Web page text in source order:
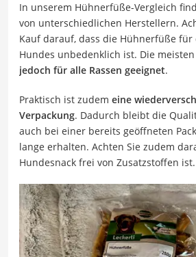
In unserem Hühnerfüße-Vergleich
von unterschiedlichen Herstellern.
Kauf darauf, dass die Hühnerfüße für
Hundes unbedenklich ist. Die
jedoch für alle Rassen geeignet.
Praktisch ist zudem eine
Verpackung. Dadurch bleibt die
auch bei einer bereits geöffneten
lange erhalten. Achten Sie zudem
Hundesnack frei von Zusatzstoffen ist.